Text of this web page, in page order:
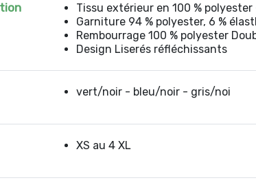
Tissu extérieur en 100 %
Garniture 94 % polyester, 6 %
Rembourrage 100 % polyester
Design Liserés réfléchissants
vert/noir - bleu/noir - gris/noi
XS au 4 XL